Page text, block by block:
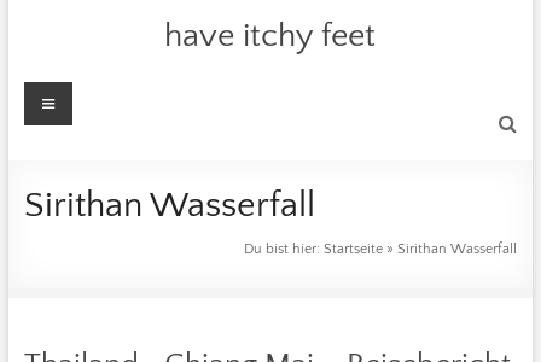
have itchy feet
Menü
Sirithan Wasserfall
Du bist hier:Startseite »Sirithan Wasserfall